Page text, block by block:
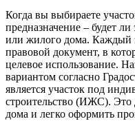
Когда вы выбираете
предназначение – будет ли
или жилого дома. Каждый
правовой документ, в
целевое использование.
вариантом согласно
является участок под
строительство (ИЖС). Это
дома и легко оформить